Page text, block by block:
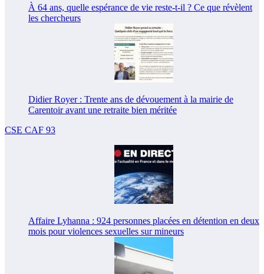
À 64 ans, quelle espérance de vie reste-t-il ? Ce que révèlent
les chercheurs
Didier Royer : Trente ans de dévouement à la mairie de
Carentoir avant une retraite bien méritée
CSE CAF 93
Affaire Lyhanna : 924 personnes placées en détention en deux
mois pour violences sexuelles sur mineurs